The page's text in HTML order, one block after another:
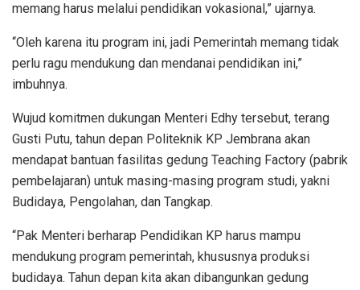
memang harus melalui pendidikan vokasional,” ujarnya.
“Oleh karena itu program ini, jadi Pemerintah memang tidak
perlu ragu mendukung dan mendanai pendidikan ini,”
imbuhnya.
Wujud komitmen dukungan Menteri Edhy tersebut, terang
Gusti Putu, tahun depan Politeknik KP Jembrana akan
mendapat bantuan fasilitas gedung Teaching Factory (pabrik
pembelajaran) untuk masing-masing program studi, yakni
Budidaya, Pengolahan, dan Tangkap.
“Pak Menteri berharap Pendidikan KP harus mampu
mendukung program pemerintah, khususnya produksi
budidaya. Tahun depan kita akan dibangunkan gedung